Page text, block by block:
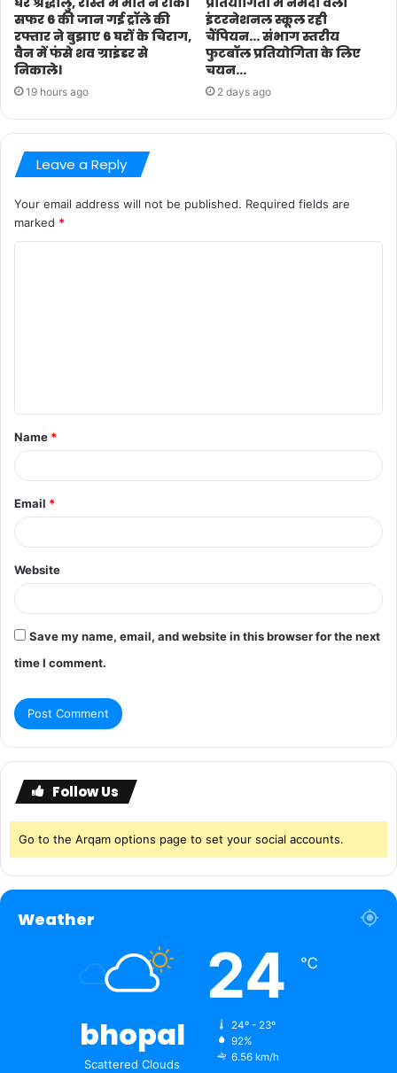
सफर 6 की जान गई ट्रॉले की
रफ्तार ने बुझाए 6 घरों के चिराग,
वैन में फंसे शव ग्राइंडर से
निकाले।
19 hours ago
इंटरनेशनल स्कूल रही
चैंपियन… संभाग स्तरीय
फुटबॉल प्रतियोगिता के लिए
चयन…
2 days ago
Leave a Reply
Your email address will not be published. Required fields are
marked *
Name *
Email *
Website
Save my name, email, and website in this browser for the next
time I comment.
Follow Us
Go to the Arqam options page to set your social accounts.
Weather
bhopal
Scattered Clouds
24 ℃
24º - 23º
92%
6.56 km/h